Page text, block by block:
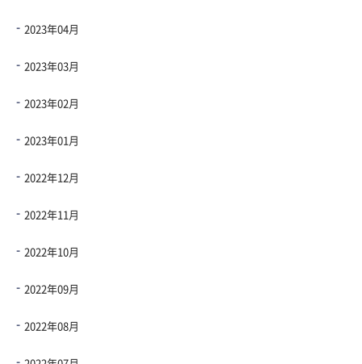
2023年04月
2023年03月
2023年02月
2023年01月
2022年12月
2022年11月
2022年10月
2022年09月
2022年08月